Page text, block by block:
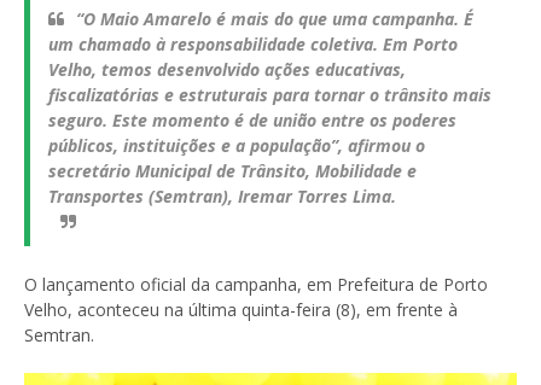
“O Maio Amarelo é mais do que uma campanha. É
um chamado à responsabilidade coletiva. Em Porto
Velho, temos desenvolvido ações educativas,
fiscalizatórias e estruturais para tornar o trânsito mais
seguro. Este momento é de união entre os poderes
públicos, instituições e a população”, afirmou o
secretário Municipal de Trânsito, Mobilidade e
Transportes (Semtran), Iremar Torres Lima.
O lançamento oficial da campanha, em Prefeitura de Porto
Velho, aconteceu na última quinta-feira (8), em frente à
Semtran.